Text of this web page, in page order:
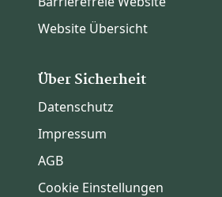
Website Übersicht
Über Sicherheit
Datenschutz
Impressum
AGB
Cookie Einstellungen